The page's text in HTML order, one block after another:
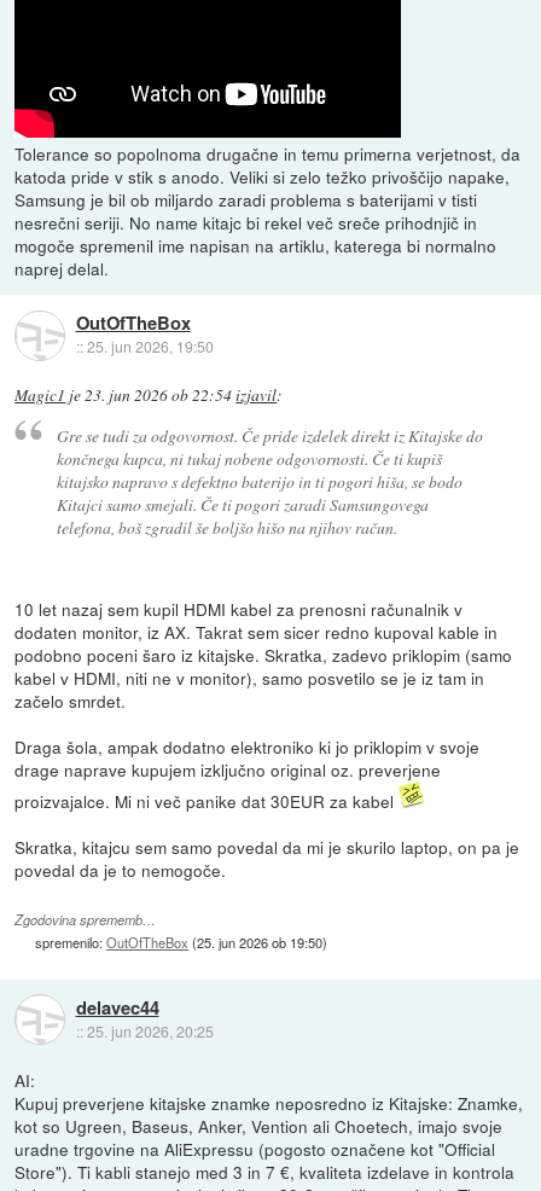
Tolerance so popolnoma drugačne in temu primerna verjetnost, da
katoda pride v stik s anodo. Veliki si zelo težko privoščijo napake,
Samsung je bil ob miljardo zaradi problema s baterijami v tisti
nesrečni seriji. No name kitajc bi rekel več sreče prihodnjič in
mogoče spremenil ime napisan na artiklu, katerega bi normalno
naprej delal.
OutOfTheBox
::25. jun 2026, 19:50
Magic1 je23. jun 2026 ob 22:54izjavil:
Gre se tudi za odgovornost. Če pride izdelek direkt iz Kitajske do
končnega kupca, ni tukaj nobene odgovornosti. Če ti kupiš
kitajsko napravo s defektno baterijo in ti pogori hiša, se bodo
Kitajci samo smejali. Če ti pogori zaradi Samsungovega
telefona, boš zgradil še boljšo hišo na njihov račun.
10 let nazaj sem kupil HDMI kabel za prenosni računalnik v
dodaten monitor, iz AX. Takrat sem sicer redno kupoval kable in
podobno poceni šaro iz kitajske. Skratka, zadevo priklopim (samo
kabel v HDMI, niti ne v monitor), samo posvetilo se je iz tam in
začelo smrdet.
Draga šola, ampak dodatno elektroniko ki jo priklopim v svoje
drage naprave kupujem izključno original oz. preverjene
proizvajalce. Mi ni več panike dat 30EUR za kabel
Skratka, kitajcu sem samo povedal da mi je skurilo laptop, on pa je
povedal da je to nemogoče.
Zgodovina sprememb…
spremenilo:OutOfTheBox (25. jun 2026 ob 19:50)
delavec44
::25. jun 2026, 20:25
AI:
Kupuj preverjene kitajske znamke neposredno iz Kitajske: Znamke,
kot so Ugreen, Baseus, Anker, Vention ali Choetech, imajo svoje
uradne trgovine na AliExpressu (pogosto označene kot "Official
Store"). Ti kabli stanejo med 3 in 7 €, kvaliteta izdelave in kontrola